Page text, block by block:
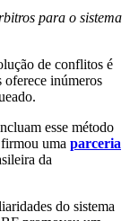
para o sistema
de conflitos é
inúmeros
esse método
uma parceria
da
do sistema